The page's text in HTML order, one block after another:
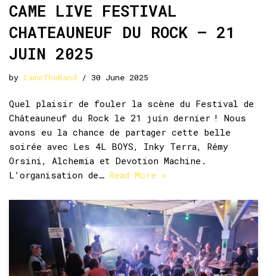
CAME LIVE FESTIVAL
CHATEAUNEUF DU ROCK – 21
JUIN 2025
by CameTheBand 30 June 2025
Quel plaisir de fouler la scène du Festival de
Châteauneuf du Rock le 21 juin dernier ! Nous
avons eu la chance de partager cette belle
soirée avec Les 4L BOYS, Inky Terra, Rémy
Orsini, Alchemia et Devotion Machine.
L’organisation de… Read More »